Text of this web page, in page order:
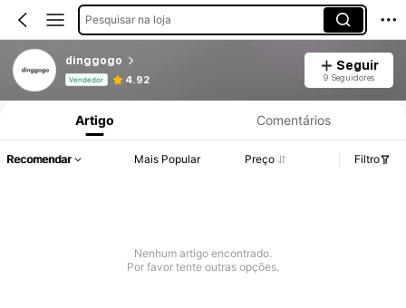
Pesquisar na loja
dinggogo
Vendedor 4.92
Seguir
9 Seguidores
Informações do Produto: Divulgação de Preço, Vendas e Detalhes de Stock.
Artigo Comentários
Recomendar Mais Popular Preço Filtro
Nenhum artigo encontrado.
Por favor tente outras opções.